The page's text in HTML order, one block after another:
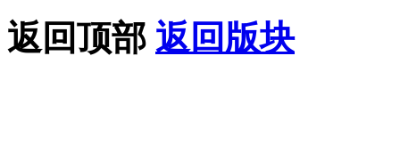
返回顶部 返回版块